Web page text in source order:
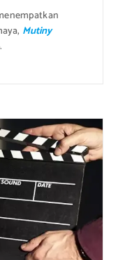
Mutiny